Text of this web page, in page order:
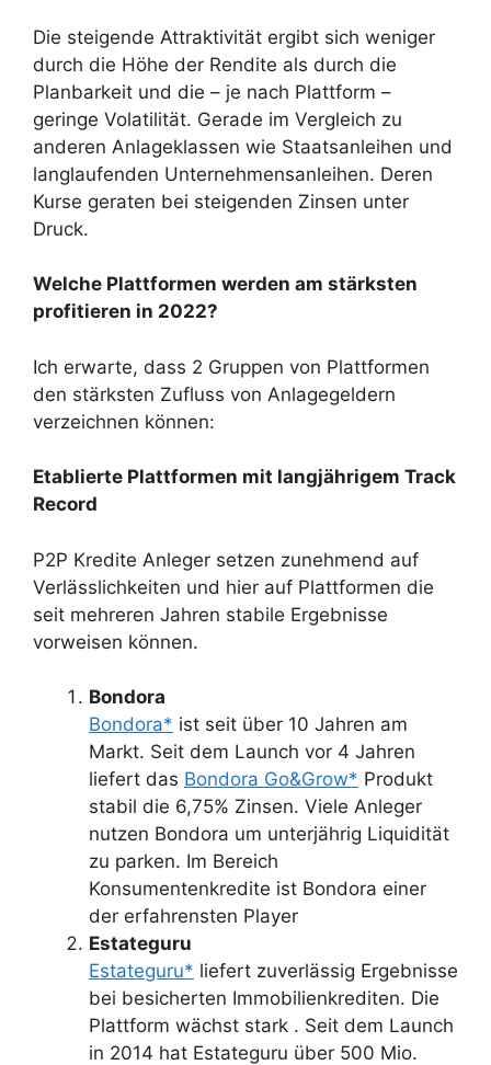
Die steigende Attraktivität ergibt sich weniger
durch die Höhe der Rendite als durch die
Planbarkeit und die – je nach Plattform –
geringe Volatilität. Gerade im Vergleich zu
anderen Anlageklassen wie Staatsanleihen und
langlaufenden Unternehmensanleihen. Deren
Kurse geraten bei steigenden Zinsen unter
Druck.
Welche Plattformen werden am stärksten
profitieren in 2022?
Ich erwarte, dass 2 Gruppen von Plattformen
den stärksten Zufluss von Anlagegeldern
verzeichnen können:
Etablierte Plattformen mit langjährigem Track
Record
P2P Kredite Anleger setzen zunehmend auf
Verlässlichkeiten und hier auf Plattformen die
seit mehreren Jahren stabile Ergebnisse
vorweisen können.
Bondora
Bondora* ist seit über 10 Jahren am
Markt. Seit dem Launch vor 4 Jahren
liefert das Bondora Go&Grow* Produkt
stabil die 6,75% Zinsen. Viele Anleger
nutzen Bondora um unterjährig Liquidität
zu parken. Im Bereich
Konsumentenkredite ist Bondora einer
der erfahrensten Player
Estateguru
Estateguru* liefert zuverlässig Ergebnisse
bei besicherten Immobilienkrediten. Die
Plattform wächst stark . Seit dem Launch
in 2014 hat Estateguru über 500 Mio.